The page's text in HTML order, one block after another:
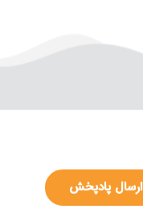
ارسال پادپخش